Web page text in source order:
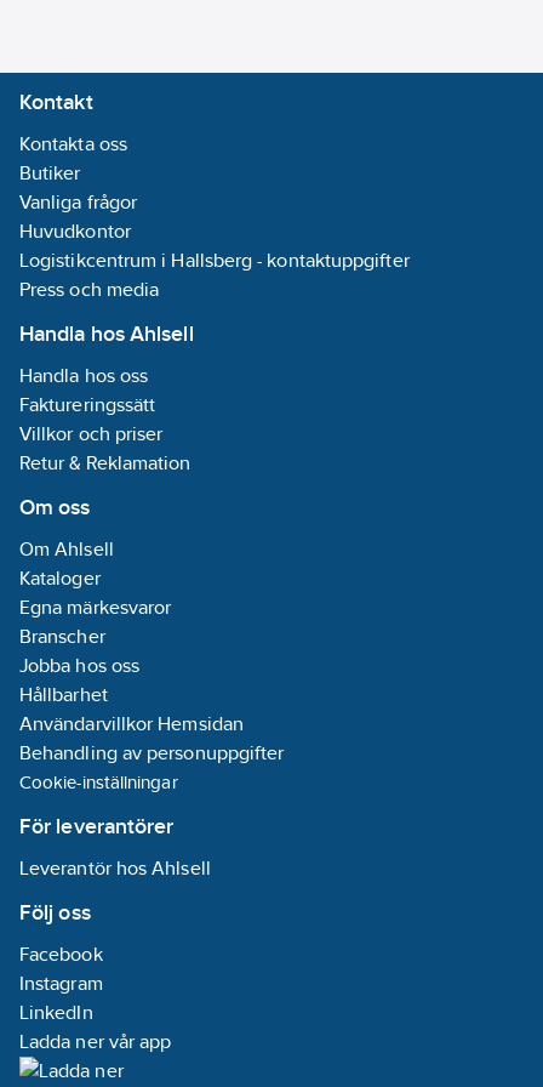
Kontakt
Kontakta oss
Butiker
Vanliga frågor
Huvudkontor
Logistikcentrum i Hallsberg - kontaktuppgifter
Press och media
Handla hos Ahlsell
Handla hos oss
Faktureringssätt
Villkor och priser
Retur & Reklamation
Om oss
Om Ahlsell
Kataloger
Egna märkesvaror
Branscher
Jobba hos oss
Hållbarhet
Användarvillkor Hemsidan
Behandling av personuppgifter
Cookie-inställningar
För leverantörer
Leverantör hos Ahlsell
Följ oss
Facebook
Instagram
LinkedIn
Ladda ner vår app